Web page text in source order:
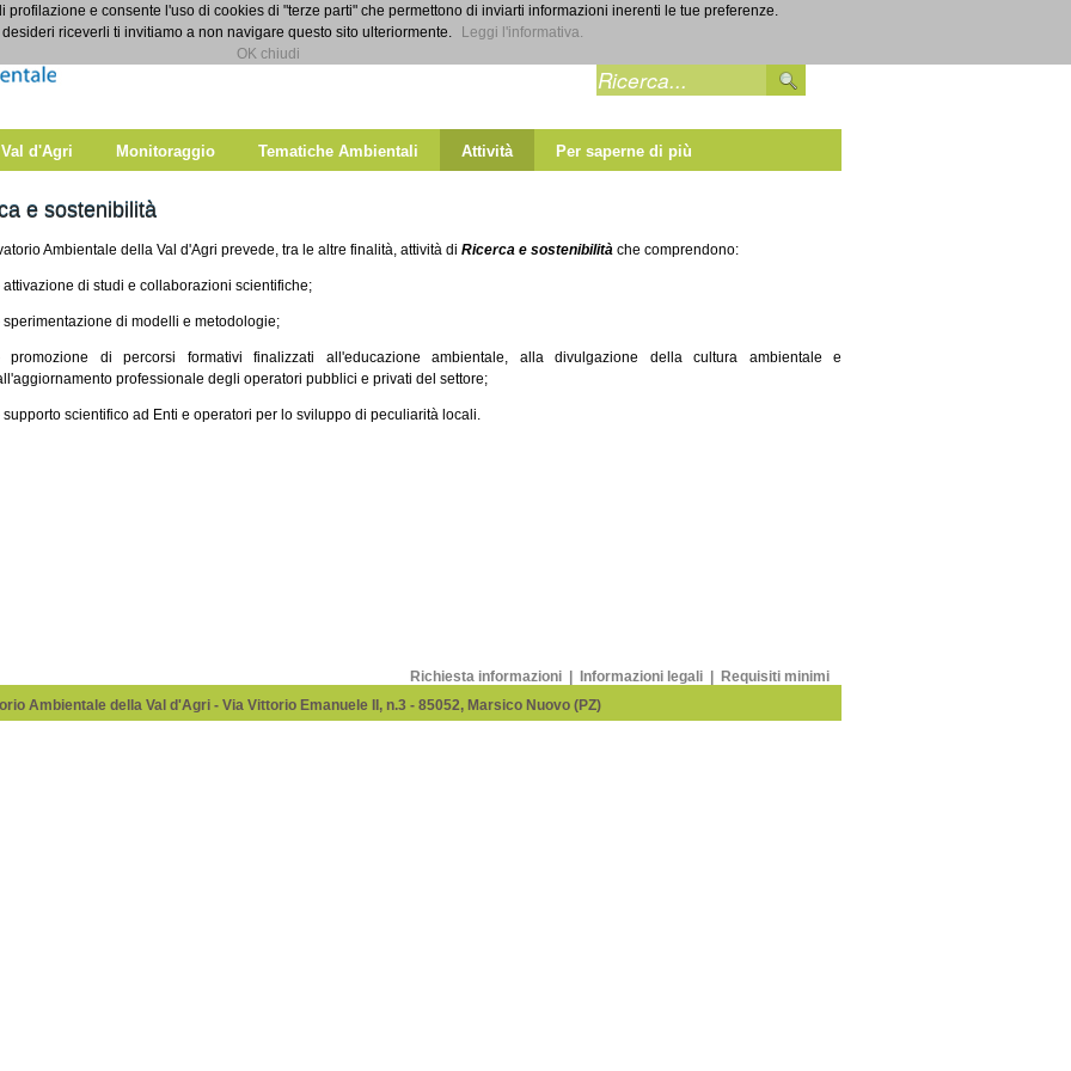
d'Agri Monitoraggio Tematiche Ambientali Attività Per saperne di più
e sostenibilità
Ambientale della Val d'Agri prevede, tra le altre finalità, attività di Ricerca e sostenibilità che comprendono:
attivazione di studi e collaborazioni scientifiche;
sperimentazione di modelli e metodologie;
promozione di percorsi formativi finalizzati all'educazione ambientale, alla divulgazione della cultura ambientale e
professionale degli operatori pubblici e privati del settore;
supporto scientifico ad Enti e operatori per lo sviluppo di peculiarità locali.
Richiesta informazioni Informazioni legali
Requisiti minimi
Ambientale della Val d'Agri - Via Vittorio Emanuele II, n.3 - 85052, Marsico Nuovo (PZ)
profilazione e consente l'uso di cookies di "terze parti" che permettono di inviarti informazioni inerenti le tue preferenze.
riceverli ti invitiamo a non navigare questo sito ulteriormente.
Leggi l'informativa.
OK chiudi